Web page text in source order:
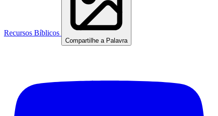
Recursos Bíblicos
Compartilhe a Palavra